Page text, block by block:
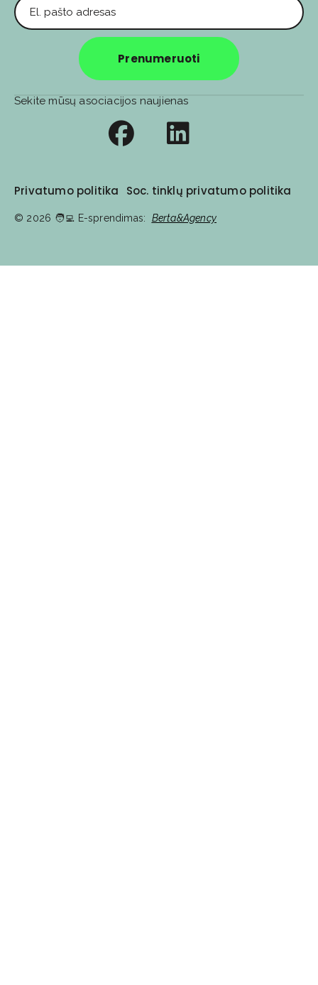
Prenumeruoti
Privatumo politika Soc. tinklų privatumo politika
© 2026 🧑‍💻️ E-sprendimas: Berta&Agency
Sekite mūsų asociacijos naujienas